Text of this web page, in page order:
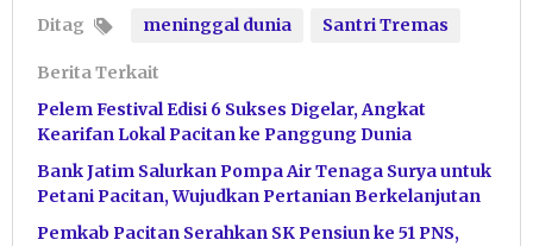
Ditag meninggal dunia Santri Tremas
Berita Terkait
Pelem Festival Edisi 6 Sukses Digelar, Angkat
Kearifan Lokal Pacitan ke Panggung Dunia
Bank Jatim Salurkan Pompa Air Tenaga Surya untuk
Petani Pacitan, Wujudkan Pertanian Berkelanjutan
Pemkab Pacitan Serahkan SK Pensiun ke 51 PNS,